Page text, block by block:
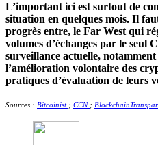
L’important ici est surtout de
situation en quelques mois. Il
progrès entre, le Far West qui
volumes d’échanges par le seul
surveillance actuelle,
l’amélioration volontaire des
pratiques d’évaluation de leurs
Sources : Bitcoinist ; CCN ;